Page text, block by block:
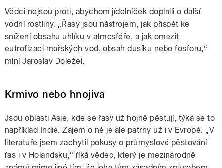
Vědci nejsou proti, abychom jídelníček doplnili o další
vodní rostliny. „Řasy jsou nástrojem, jak přispět ke
snížení obsahu uhlíku v atmosféře, a jak omezit
eutrofizaci mořských vod, obsah dusíku nebo fosforu,“
míní Jaroslav Doležel.
Krmivo nebo hnojiva
Jsou oblasti Asie, kde se řasy už hojně pěstují, týká se to
například Indie. Zájem o ně je ale patrný už i v Evropě. „V
literatuře jsem zachytil pokusy o průmyslové pěstování
řas i v Holandsku,“ říká vědec, který je mezinárodně